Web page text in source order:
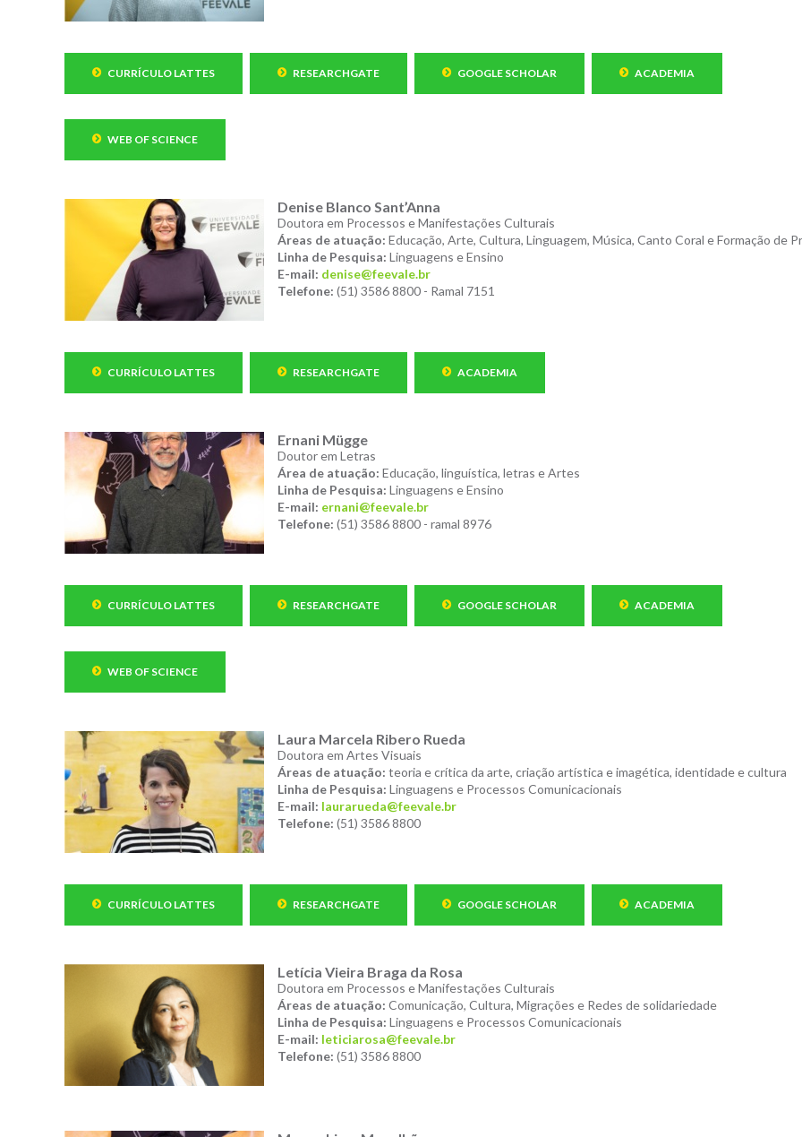
CURRÍCULO LATTES RESEARCHGATE GOOGLE SCHOLAR ACADEMIA
WEB OF SCIENCE
Denise Blanco Sant’Anna
Doutora em Processos e Manifestações Culturais
Áreas de atuação: Educação, Arte, Cultura, Linguagem, Música, Canto Coral e Formação de
Linha de Pesquisa: Linguagens e Ensino
E-mail: denise@feevale.br
Telefone: (51) 3586 8800 - Ramal 7151
CURRÍCULO LATTES RESEARCHGATE ACADEMIA
Ernani Mügge
Doutor em Letras
Área de atuação: Educação, linguística, letras e Artes
Linha de Pesquisa: Linguagens e Ensino
E-mail: ernani@feevale.br
Telefone: (51) 3586 8800 - ramal 8976
CURRÍCULO LATTES RESEARCHGATE GOOGLE SCHOLAR ACADEMIA
WEB OF SCIENCE
Laura Marcela Ribero Rueda
Doutora em Artes Visuais
Áreas de atuação: teoria e crítica da arte, criação artística e imagética, identidade e cultura
Linha de Pesquisa: Linguagens e Processos Comunicacionais
E-mail: laurarueda@feevale.br
Telefone: (51) 3586 8800
CURRÍCULO LATTES RESEARCHGATE GOOGLE SCHOLAR ACADEMIA
Letícia Vieira Braga da Rosa
Doutora em Processos e Manifestações Culturais
Áreas de atuação: Comunicação, Cultura, Migrações e Redes de solidariedade
Linha de Pesquisa: Linguagens e Processos Comunicacionais
E-mail: leticiarosa@feevale.br
Telefone: (51) 3586 8800